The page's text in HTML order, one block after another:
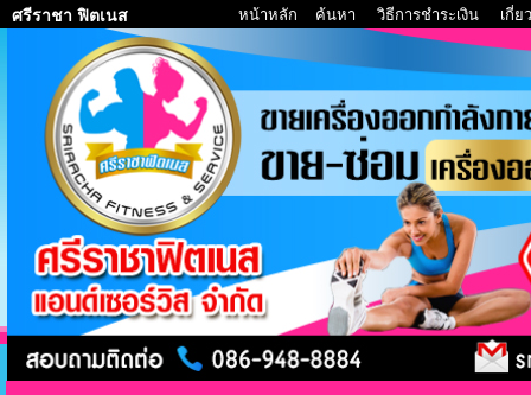
ศรีราชา ฟิตเนส หน้าหลัก ค้นหา วิธีการชำระเงิน เกี่ย